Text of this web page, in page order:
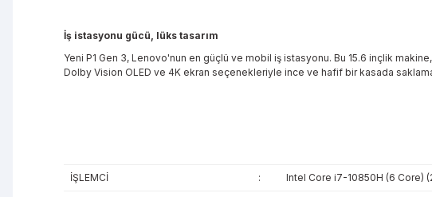
İş istasyonu gücü, lüks tasarım
Yeni P1 Gen 3, Lenovo'nun en güçlü ve mobil iş istasyonu. Bu 15.6 inçlik
Dolby Vision OLED ve 4K ekran seçenekleriyle ince ve hafif bir kasada
İŞLEMCİ : Intel Core i7-10850H (6 Core)